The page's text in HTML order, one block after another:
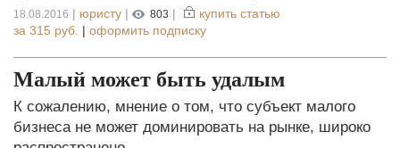
18.08.2016 | юристу | 803 |
купить статью
за 315 руб. | оформить подписку
Малый может быть удалым
К сожалению, мнение о том, что субъект малого
бизнеса не может доминировать на рынке, широко